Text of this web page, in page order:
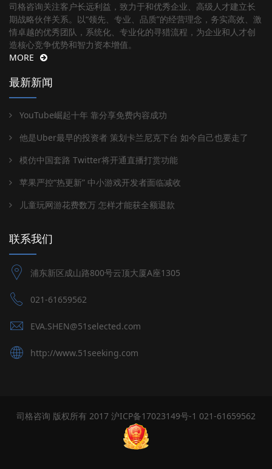
司格咨询关注客户长远利益，致力于和优秀企业、高级人才建立长
期战略伙伴关系。以“领先、专业、品质”的经营理念，务实高效、激
情卓越的优秀团队，系统化、专业化的寻猎流程，为企业和人才创
造核心竞争优势和智力资本增值。
MORE
最新新闻
YouTube崛起十年 靠分享免费内容成功
他是Uber最早的投资者 策划卡兰尼克下台 如今自己也要走了
模仿中国套路 Twitter将开通直播打赏功能
苹果严控“热更新” 中小游戏开发者面临减收
儿童玩网游花费数万 怎样才能获全额退款
联系我们
浦东新区成山路800号云顶大厦A座1305
021-61659562
EVA.SHEN@51selected.com
http://www.51seeking.com
司格咨询 版权所有 2017 沪ICP备17023149号-1 021-61659562